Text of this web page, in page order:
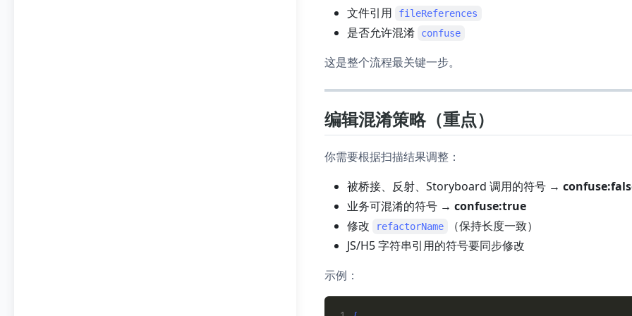
文件引用
fileReferences
是否允许混淆 confuse
这是整个流程最关键一步。
编辑混淆策略（重点）
你需要根据扫描结果调整：
被桥接、反射、Storyboard 调用的符号 →
业务可混淆的符号 → confuse:true
修改
refactorName
（保持长度一致）
JS/H5 字符串引用的符号要同步修改
示例：